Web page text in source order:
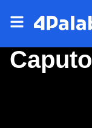
Caputo